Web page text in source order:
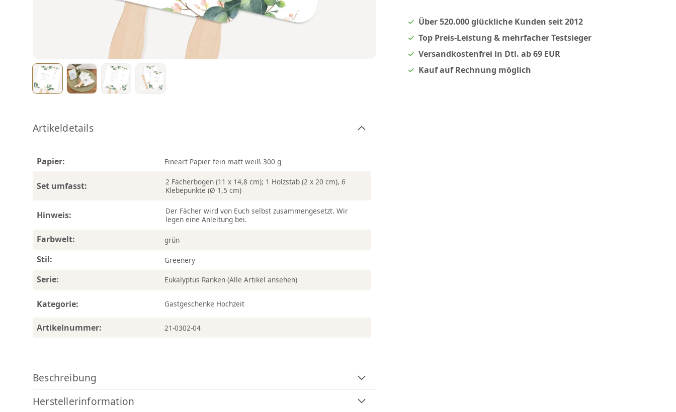
Artikeldetails
Papier: Fineart Papier fein matt weiß 300 g
Set umfasst:
2 Fächerbogen (11 x 14,8 cm); 1 Holzstab (2 x 20 cm), 6
Klebepunkte (Ø 1,5 cm)
Hinweis:
Der Fächer wird von Euch selbst zusammengesetzt. Wir
legen eine Anleitung bei.
Farbwelt: grün
Stil: Greenery
Serie: Eukalyptus Ranken(Alle Artikel ansehen)
Kategorie: Gastgeschenke Hochzeit
Artikelnummer: 21-0302-04
Beschreibung
Herstellerinformation
Über 520.000 glückliche Kunden seit 2012
Top Preis-Leistung & mehrfacher Testsieger
Versandkostenfrei in Dtl. ab 69 EUR
Kauf auf Rechnung möglich